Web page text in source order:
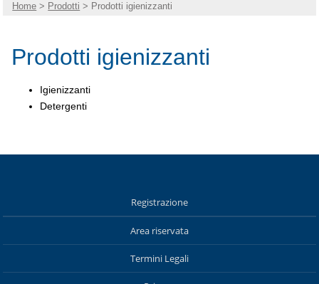
Home > Prodotti > Prodotti igienizzanti
Prodotti igienizzanti
Igienizzanti
Detergenti
Registrazione
Area riservata
Termini Legali